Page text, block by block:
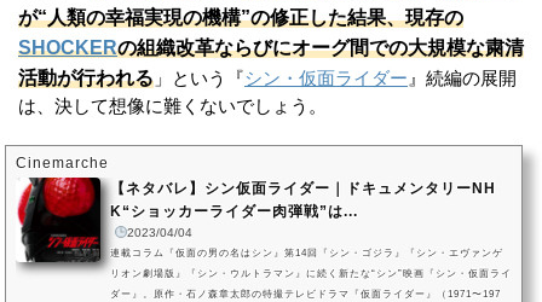
が“人類の幸福実現の機構”の修正した結果、現存の
SHOCKERの組織改革ならびにオーグ間での大規模な粛清
活動が行われる 」という『シン・仮面ライダー』続編の展開
は、決して想像に難くないでしょう。
Cinemarche
【ネタバレ】シン仮面ライダー｜ドキュメンタリーNH
K“ショッカーライダー肉弾戦”は...
2023/04/04
連載コラム『仮面の男の名はシン』第14回『シン・ゴジラ』『シン・エヴァンゲ
リオン劇場版』『シン・ウルトラマン』に続く新たな“シン”映画『シン・仮面ライ
ダー』。原作・石ノ森章太郎の特撮テレビドラマ『仮面ライダー』（1971〜197